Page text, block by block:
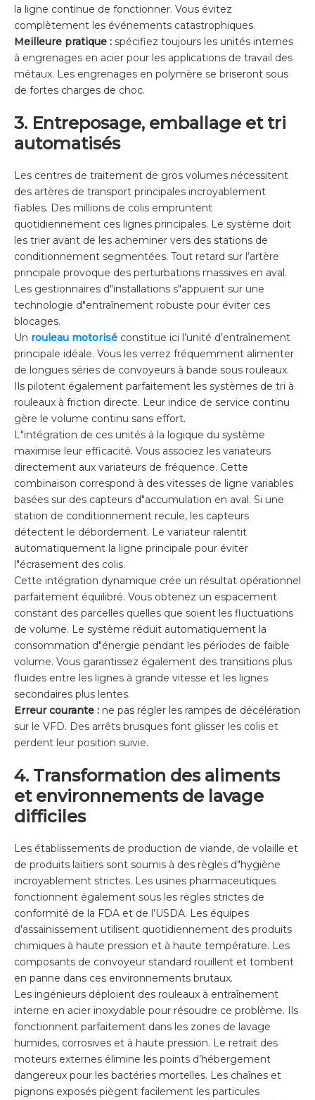
la ligne continue de fonctionner. Vous évitez
complètement les événements catastrophiques.
Meilleure pratique : spécifiez toujours les unités internes
à engrenages en acier pour les applications de travail des
métaux. Les engrenages en polymère se briseront sous
de fortes charges de choc.
3. Entreposage, emballage et tri
automatisés
Les centres de traitement de gros volumes nécessitent
des artères de transport principales incroyablement
fiables. Des millions de colis empruntent
quotidiennement ces lignes principales. Le système doit
les trier avant de les acheminer vers des stations de
conditionnement segmentées. Tout retard sur l’artère
principale provoque des perturbations massives en aval.
Les gestionnaires d"installations s"appuient sur une
technologie d"entraînement robuste pour éviter ces
blocages.
Un rouleau motorisé constitue ici l’unité d’entraînement
principale idéale. Vous les verrez fréquemment alimenter
de longues séries de convoyeurs à bande sous rouleaux.
Ils pilotent également parfaitement les systèmes de tri à
rouleaux à friction directe. Leur indice de service continu
gère le volume continu sans effort.
L"intégration de ces unités à la logique du système
maximise leur efficacité. Vous associez les variateurs
directement aux variateurs de fréquence. Cette
combinaison correspond à des vitesses de ligne variables
basées sur des capteurs d"accumulation en aval. Si une
station de conditionnement recule, les capteurs
détectent le débordement. Le variateur ralentit
automatiquement la ligne principale pour éviter
l"écrasement des colis.
Cette intégration dynamique crée un résultat opérationnel
parfaitement équilibré. Vous obtenez un espacement
constant des parcelles quelles que soient les fluctuations
de volume. Le système réduit automatiquement la
consommation d"énergie pendant les périodes de faible
volume. Vous garantissez également des transitions plus
fluides entre les lignes à grande vitesse et les lignes
secondaires plus lentes.
Erreur courante : ne pas régler les rampes de décélération
sur le VFD. Des arrêts brusques font glisser les colis et
perdent leur position suivie.
4. Transformation des aliments
et environnements de lavage
difficiles
Les établissements de production de viande, de volaille et
de produits laitiers sont soumis à des règles d"hygiène
incroyablement strictes. Les usines pharmaceutiques
fonctionnent également sous les règles strictes de
conformité de la FDA et de l’USDA. Les équipes
d’assainissement utilisent quotidiennement des produits
chimiques à haute pression et à haute température. Les
composants de convoyeur standard rouillent et tombent
en panne dans ces environnements brutaux.
Les ingénieurs déploient des rouleaux à entraînement
interne en acier inoxydable pour résoudre ce problème. Ils
fonctionnent parfaitement dans les zones de lavage
humides, corrosives et à haute pression. Le retrait des
moteurs externes élimine les points d’hébergement
dangereux pour les bactéries mortelles. Les chaînes et
pignons exposés piègent facilement les particules